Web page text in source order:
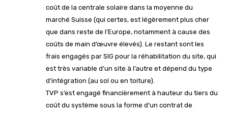
coût de la centrale solaire dans la moyenne du
marché Suisse (qui certes, est légèrement plus cher
que dans reste de l’Europe, notamment à cause des
coûts de main d’œuvre élevés). Le restant sont les
frais engagés par SIG pour la réhabilitation du site, qui
est très variable d’un site à l’autre et dépend du type
d’intégration (au sol ou en toiture).
TVP s’est engagé financièrement à hauteur du tiers du
coût du système sous la forme d’un contrat de